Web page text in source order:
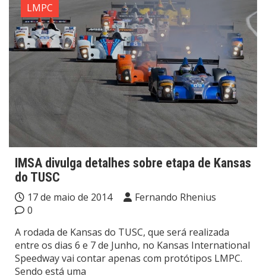
LMPC
IMSA divulga detalhes sobre etapa de Kansas
do TUSC
17 de maio de 2014
Fernando Rhenius
0
A rodada de Kansas do TUSC, que será realizada
entre os dias 6 e 7 de Junho, no Kansas International
Speedway vai contar apenas com protótipos LMPC.
Sendo está uma